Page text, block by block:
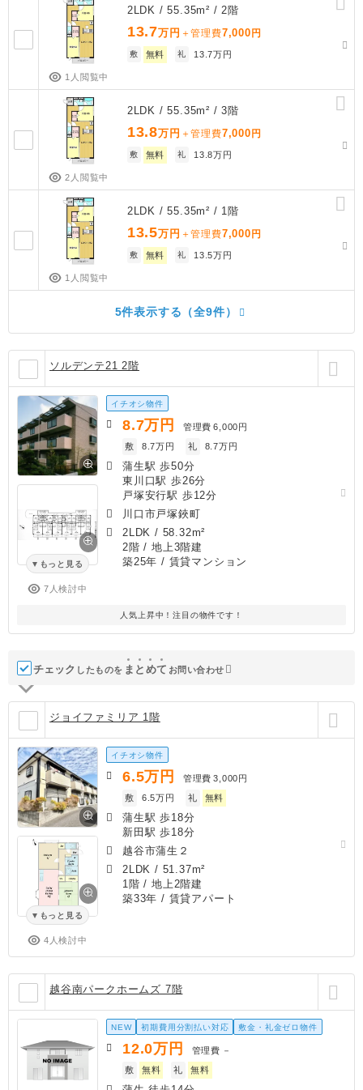
1人閲覧中
2LDK / 55.35m² / 2階
13.7万円 ＋管理費7,000 円
敷 無料 礼 13.7万円
2人閲覧中
2LDK / 55.35m² / 3階
13.8万円 ＋管理費7,000 円
敷 無料 礼 13.8万円
1人閲覧中
2LDK / 55.35m² / 1階
13.5万円 ＋管理費7,000 円
敷 無料 礼 13.5万円
5件表示する（全9件）
ソルデンテ21 2階
もっと見る
7人検討中
イチオシ物件
8.7万円 管理費 6,000円
敷
8.7万円 礼 8.7万円
蒲生駅 歩50分
東川口駅 歩26分
戸塚安行駅 歩12分
川口市戸塚鋏町
2LDK / 58.32m²
2階 / 地上3階建
築25年 / 賃貸マンション
人気上昇中！注目の物件です！
チェック したものを ま と めて お問い合わせ
ジョイファミリア 1階
もっと見る
4人検討中
イチオシ物件
6.5万円 管理費 3,000円
敷
6.5万円 礼 無料
蒲生駅 歩18分
新田駅 歩18分
越谷市蒲生２
2LDK / 51.37m²
1階 / 地上2階建
築33年 / 賃貸アパート
越谷南パークホームズ 7階
NEW 初期費用分割払い対応 敷金・礼金ゼロ物件
12.0万円 管理費 －
敷
無料 礼 無料